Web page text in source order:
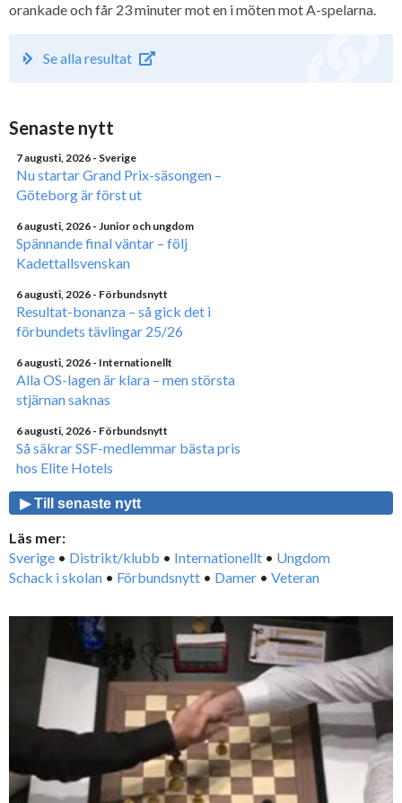
orankade och får 23 minuter mot en i möten mot A-spelarna.
Se alla resultat
Senaste nytt
7 augusti, 2026 - Sverige
Nu startar Grand Prix-säsongen –
Göteborg är först ut
6 augusti, 2026 - Junior och ungdom
Spännande final väntar – följ
Kadettallsvenskan
6 augusti, 2026 - Förbundsnytt
Resultat-bonanza – så gick det i
förbundets tävlingar 25/26
6 augusti, 2026 - Internationellt
Alla OS-lagen är klara – men största
stjärnan saknas
6 augusti, 2026 - Förbundsnytt
Så säkrar SSF-medlemmar bästa pris
hos Elite Hotels
▶ Till senaste nytt
Läs mer:
Sverige • Distrikt/klubb • Internationellt • Ungdom
Schack i skolan • Förbundsnytt • Damer • Veteran